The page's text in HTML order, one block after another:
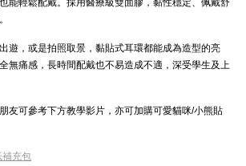
能輕鬆配戴。採用醫療級雙面膠，黏性穩定、佩戴舒
遊，或是拍照取景，黏貼式耳環都能成為造型的亮
無痛感，長時間配戴也不易造成不適，深受學生及上
友可參考下方教學影片，亦可加購可愛貓咪/小熊貼
補充包